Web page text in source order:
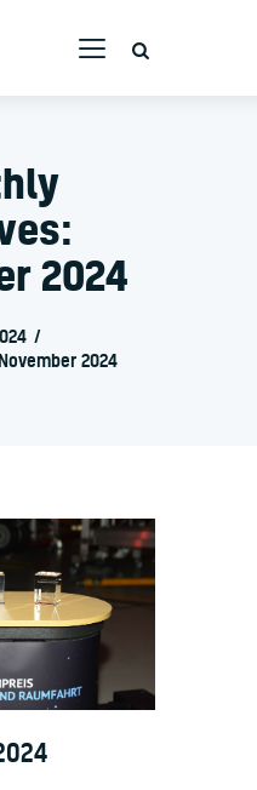
2024
2024